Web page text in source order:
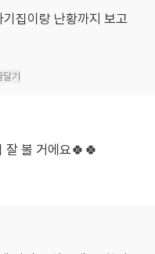
집이랑 난황까지 보고
달기
잘 볼 거에요🍀🍀